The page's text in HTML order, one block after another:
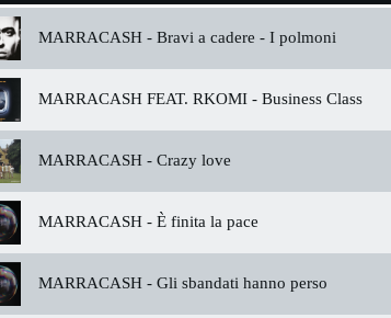
MARRACASH - Bravi a cadere - I polmoni
MARRACASH FEAT. RKOMI - Business Class
MARRACASH - Crazy love
MARRACASH - È finita la pace
MARRACASH - Gli sbandati hanno perso